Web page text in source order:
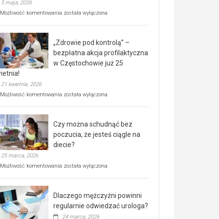
5 maja, 2026
Możliwość komentowania Rusza
rehabilitacji
dla
seniorów!
została wyłączona
„Zdrowie pod kontrolą” –
bezpłatna akcja profilaktyczna
w Częstochowie już 25
21 kwietnia, 2026
Możliwość komentowania „Zdrowie
bezpłatna
akcja
profilaktyczna
w
już
kwietnia!
została wyłączona
Czy można schudnąć bez
poczucia, że jesteś ciągle na
diecie?
25 marca, 2026
Możliwość komentowania Czy
poczucia,
że
została wyłączona
Dlaczego mężczyźni powinni
regularnie odwiedzać urologa?
24 marca, 2026